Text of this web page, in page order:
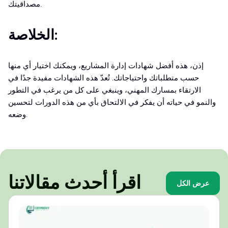
مصداقيتك.
الخلاصة:
إذن، هذه أفضل شهادات إدارة المشاريع، ويمكنك اختيار أي منها
حسب متطلباتك واحتياجاتك. تُعدّ هذه الشهادات مفيدة جدًا في
الارتقاء بمسارك المهني، وينبغي على كل من يرغب في التطور
والنمو في حياته أن يفكر في الالتحاق بأي من هذه الدورات لتحسين
وضعه.
اقرأ أحدث مقالاتنا عرض الكل